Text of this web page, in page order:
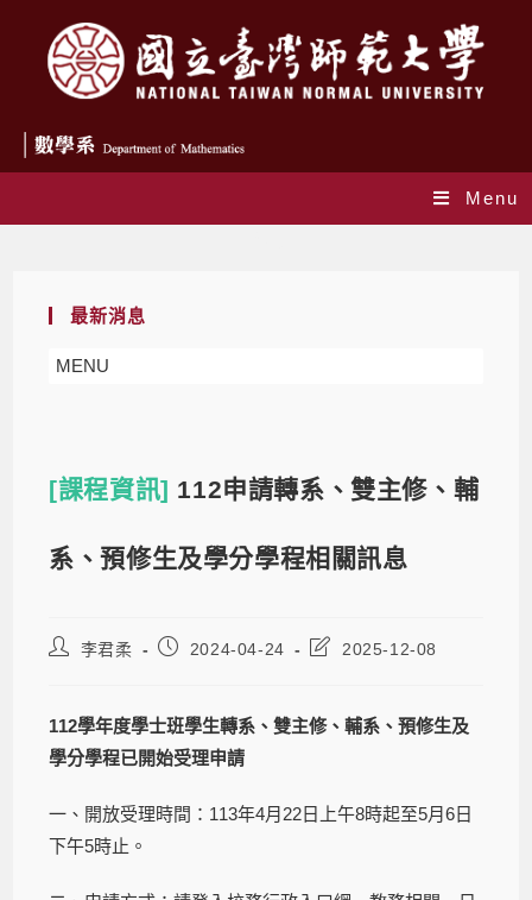
Menu
最新消息
MENU
[課程資訊] 112申請轉系、雙主修、輔
系、預修生及學分學程相關訊息
李君柔 2024-04-24 2025-12-08
112學年度學士班學生轉系、雙主修、輔系、預修生及
學分學程已開始受理申請
一、開放受理時間：113年4月22日上午8時起至5月6日
下午5時止。